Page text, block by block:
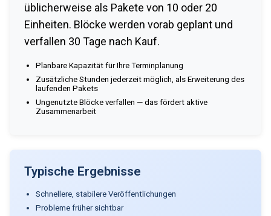
üblicherweise als Pakete von 10 oder 20
Einheiten. Blöcke werden vorab geplant und
verfallen 30 Tage nach Kauf.
Planbare Kapazität für Ihre Terminplanung
Zusätzliche Stunden jederzeit möglich, als Erweiterung des
laufenden Pakets
Ungenutzte Blöcke verfallen — das fördert aktive
Zusammenarbeit
Typische Ergebnisse
Schnellere, stabilere Veröffentlichungen
Probleme früher sichtbar